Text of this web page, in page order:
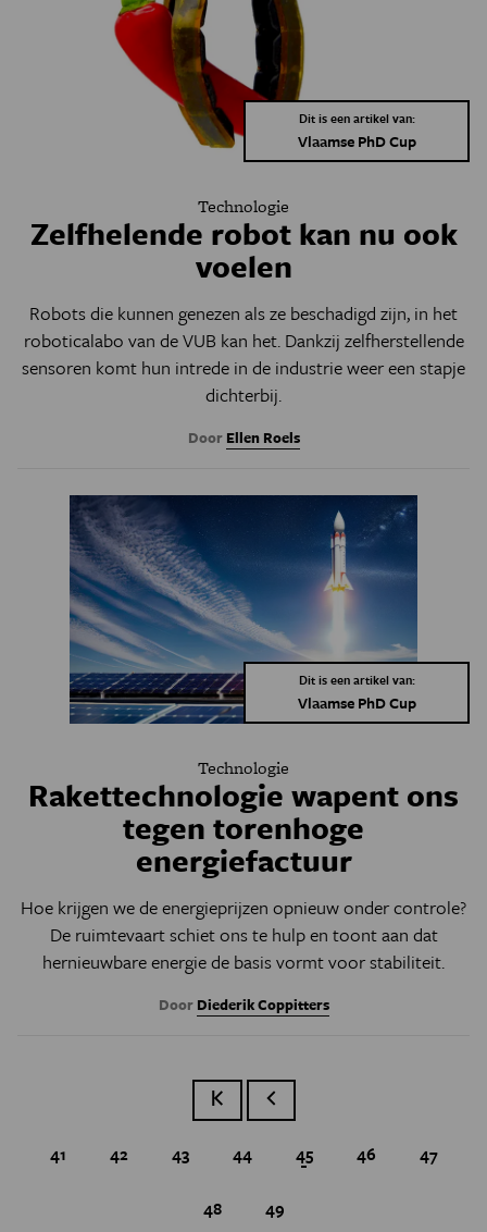
Dit is een artikel van:
Vlaamse PhD Cup
Technologie
Zelfhelende robot kan nu ook
voelen
Robots die kunnen genezen als ze beschadigd zijn, in het
roboticalabo van de VUB kan het. Dankzij zelfherstellende
sensoren komt hun intrede in de industrie weer een stapje
dichterbij.
Door Ellen Roels
Dit is een artikel van:
Vlaamse PhD Cup
Technologie
Rakettechnologie wapent ons
tegen torenhoge
energiefactuur
Hoe krijgen we de energieprijzen opnieuw onder controle?
De ruimtevaartschiet ons te hulp en toont aan dat
hernieuwbare energie de basis vormt voor stabiliteit.
Door Diederik Coppitters
Paginatie
Eerste paginaVorige pagina
Page
41 Page
42 Page
43 Page
44 Huidige pagina
45 Page
46 Page
47
Page
48 Page
49